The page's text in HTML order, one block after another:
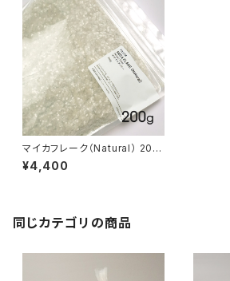
マイカフレーク（Natural） 200
g
¥4,400
同じカテゴリの商品